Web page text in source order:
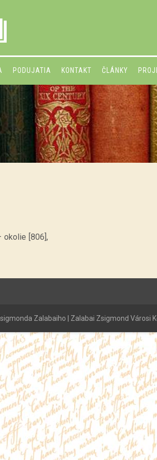
PODUJATIA KONTAKT ČLÁNKY
okolie [806],
Zalabaiho | Zalabai Zsigmond Városi